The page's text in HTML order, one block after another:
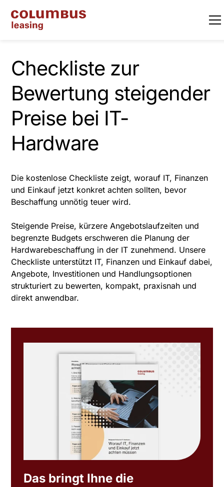
Checkliste zur
Bewertung steigender
Preise bei IT-
Hardware
Die kostenlose Checkliste zeigt, worauf IT, Finanzen
und Einkauf jetzt konkret achten sollten, bevor
Beschaffung unnötig teuer wird.
Steigende Preise, kürzere Angebotslaufzeiten und
begrenzte Budgets erschweren die Planung der
Hardwarebeschaffung in der IT zunehmend. Unsere
Checkliste unterstützt IT, Finanzen und Einkauf dabei,
Angebote, Investitionen und Handlungsoptionen
strukturiert zu bewerten, kompakt, praxisnah und
direkt anwendbar.
Das bringt Ihne die